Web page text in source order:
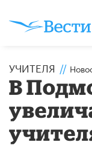
УЧИТЕЛЯ //
В